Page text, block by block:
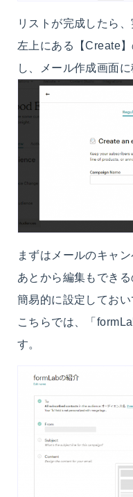
リストが完成したら
左上にある【Create
し、メール作成画面に
まずはメールのキャ
あとから編集もでき
簡易的に設定しておい
こちらでは、「
す。